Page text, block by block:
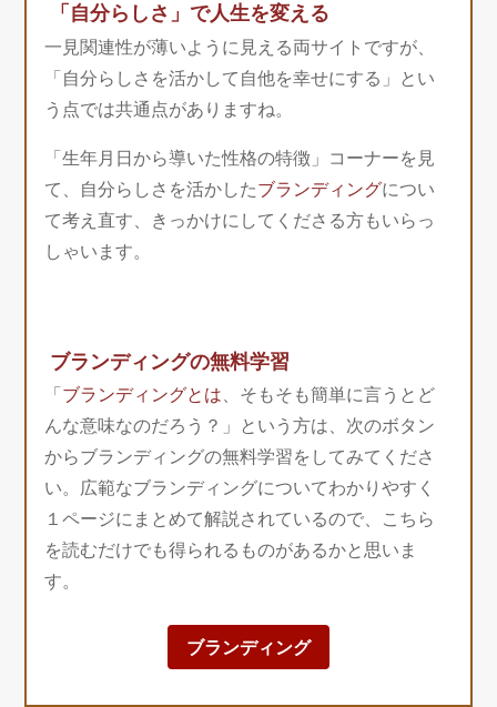
「自分らしさ」で人生を変える
一見関連性が薄いように見える両サイトですが、
「自分らしさを活かして自他を幸せにする」とい
う点では共通点がありますね。
「生年月日から導いた性格の特徴」コーナーを見
て、自分らしさを活かしたブランディングについ
て考え直す、きっかけにしてくださる方もいらっ
しゃいます。
ブランディングの無料学習
「ブランディングとは、そもそも簡単に言うとど
んな意味なのだろう？」という方は、次のボタン
からブランディングの無料学習をしてみてくださ
い。広範なブランディングについてわかりやすく
１ページにまとめて解説されているので、こちら
を読むだけでも得られるものがあるかと思いま
す。
ブランディング